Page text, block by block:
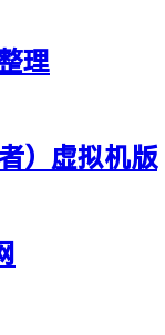
理
）虚拟机版